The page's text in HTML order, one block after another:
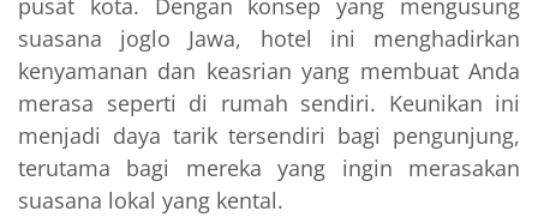
pusat kota. Dengan konsep yang mengusung
suasana joglo Jawa, hotel ini menghadirkan
kenyamanan dan keasrian yang membuat Anda
merasa seperti di rumah sendiri. Keunikan ini
menjadi daya tarik tersendiri bagi pengunjung,
terutama bagi mereka yang ingin merasakan
suasana lokal yang kental.